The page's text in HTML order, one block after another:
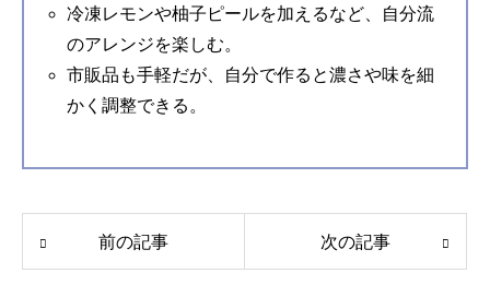
冷凍レモンや柚子ピールを加えるなど、自分流
のアレンジを楽しむ。
市販品も手軽だが、自分で作ると濃さや味を細
かく調整できる。
前の記事 次の記事